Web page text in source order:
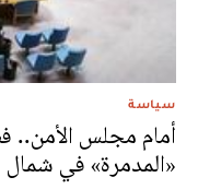
سياسة
أمام مجلس الأمن..
«المدمرة» في شمال